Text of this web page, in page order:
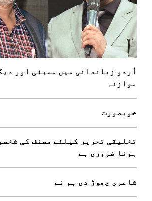
اُردو زباندانی میں ممبئی اور
موازنہ
خوبصورت
تخلیقی تحریر کیلئے مصنف کی
ہونا ضروری ہے
شاعری چھوڑ دی ہم نے